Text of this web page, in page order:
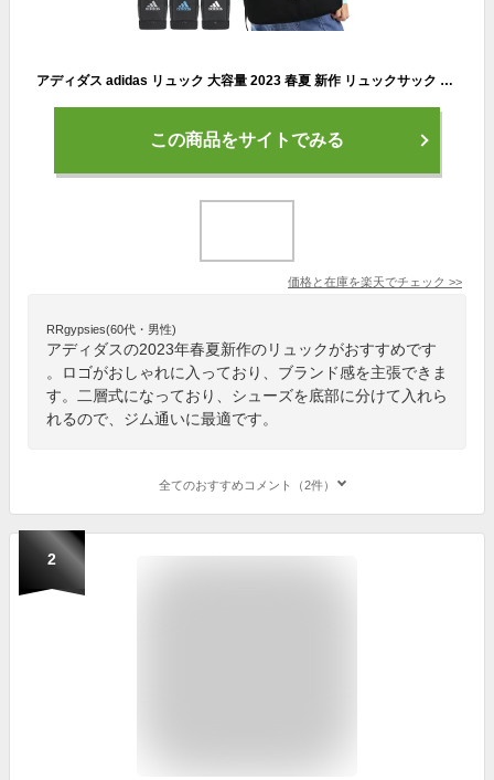
アディダス adidas リュック 大容量 2023 春夏 新作 リュックサック バックパック スクエア デイパック バック メンズ レディース ユニセックス 学生 大人 通学 通勤 スクール 中学生 高校生 女子 男子 タブレット PC収納 部活 ジム おしゃれ 二層式 A4 B4 32L 63583
この商品をサイトでみる
価格と在庫を楽天でチェック >>
RRgypsies(60代・男性)
アディダスの2023年春夏新作のリュックがおすすめです
。ロゴがおしゃれに入っており、ブランド感を主張できま
す。二層式になっており、シューズを底部に分けて入れら
れるので、ジム通いに最適です。
全てのおすすめコメント（2件）
2